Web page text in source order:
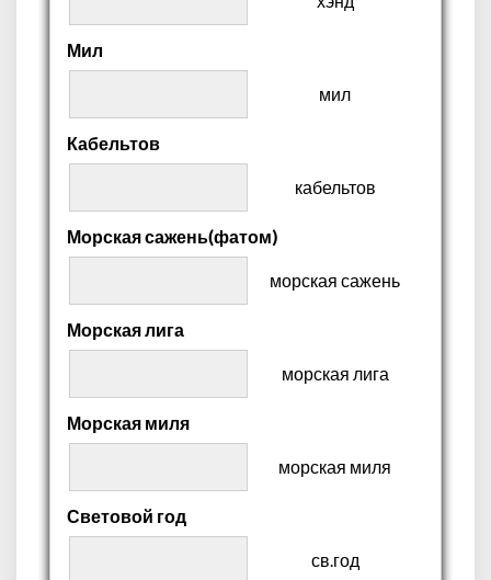
Мил
мил
Кабельтов
кабельтов
Морская сажень(фатом)
морская сажень
Морская лига
морская лига
Морская миля
морская миля
Световой год
св.год